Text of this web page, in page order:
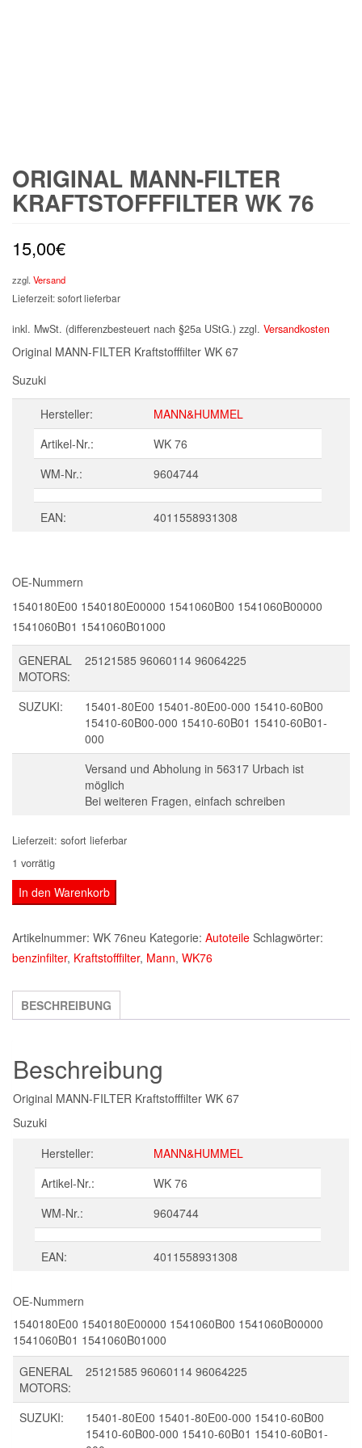
ORIGINAL MANN-FILTER
KRAFTSTOFFFILTER WK 76
15,00€
zzgl. Versand
Lieferzeit: sofort lieferbar
inkl. MwSt. (differenzbesteuert nach §25a UStG.) zzgl. Versandkosten
Original MANN-FILTER Kraftstofffilter WK 67
Suzuki
Hersteller:
MANN&HUMMEL
Artikel-Nr.:
WK 76
WM-Nr.:
9604744
EAN: 4011558931308
OE-Nummern
1540180E00 1540180E00000 1541060B00 1541060B00000
1541060B01 1541060B01000
GENERAL
MOTORS:
25121585 96060114 96064225
SUZUKI: 15401-80E00 15401-80E00-000 15410-60B00
15410-60B00-000 15410-60B01 15410-60B01-
000
Versand und Abholung in 56317 Urbach ist
möglich
Bei weiteren Fragen, einfach schreiben
Lieferzeit: sofort lieferbar
1 vorrätig
Original
MANN-
FILTER
Kraftstofffilter
76
Menge
In den Warenkorb
Artikelnummer: WK 76neu Kategorie: Autoteile Schlagwörter:
benzinfilter, Kraftstofffilter, Mann, WK76
BESCHREIBUNG
Beschreibung
Original MANN-FILTER Kraftstofffilter WK 67
Suzuki
Hersteller:
MANN&HUMMEL
Artikel-Nr.:
WK 76
WM-Nr.:
9604744
EAN: 4011558931308
OE-Nummern
1540180E00 1540180E00000 1541060B00 1541060B00000
1541060B01 1541060B01000
GENERAL
MOTORS:
25121585 96060114 96064225
SUZUKI: 15401-80E00 15401-80E00-000 15410-60B00
15410-60B00-000 15410-60B01 15410-60B01-